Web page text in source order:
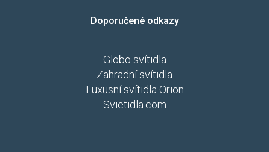
Doporučené odkazy
Globo svítidla
Zahradní svítidla
Luxusní svítidla Orion
Svietidla.com